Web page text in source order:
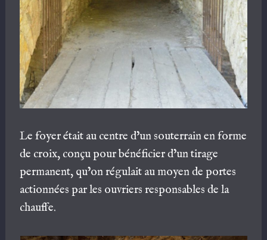
Le foyer était au centre d’un souterrain en forme
de croix, conçu pour bénéficier d’un tirage
permanent, qu’on régulait au moyen de portes
actionnées par les ouvriers responsables de la
chauffe.